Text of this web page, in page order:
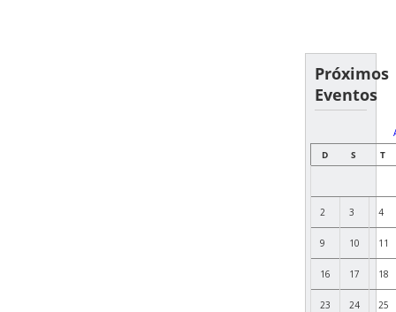
Próximos
Eventos
D
S T
2 3 4
9 10 11
16 17 18
23 24 25